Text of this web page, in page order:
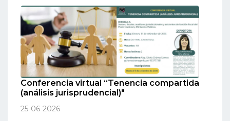
Conferencia virtual “Tenencia compartida
(análisis jurisprudencial)"
25-06-2026